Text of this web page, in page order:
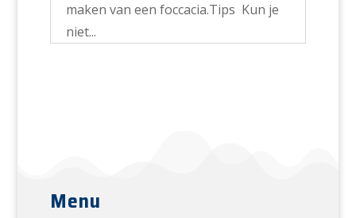
maken van een foccacia.Tips Kun je
niet...
Menu